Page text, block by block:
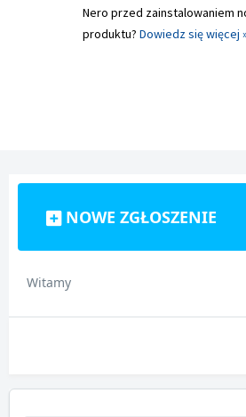
Nero przed zainstalowaniem
produktu? Dowiedz się więcej »
NOWE ZGŁOSZENIE
Witamy